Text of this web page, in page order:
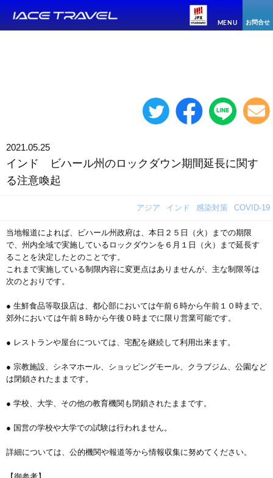
MENU お問合せ
2021.05.25
インド ビハール州のロックダウン期間延長に関す
る注意喚起
アジア インド 感染対策 COVID-19
当地報道によれば、ビハール州政府は、本日２５日（火）までの期限
で、州内全域で実施しているロックダウンを６月１日（火）まで延長す
ることを決定したとのことです。
これまで実施している制限内容に変更点はありませんが、主な制限等は
次のとおりです。
● 生鮮食品等取扱店は、都心部においては午前６時から午前１０時まで、
郊外においては午前８時から午後０時までに限り営業可能です。
● レストランや屋台については、宅配を継続して利用出来ます。
● 宗教施設、シネマホール、ショッピングモール、クラブジム、公園など
は閉鎖されたままです。
● 学校、大学、その他の教育機関も閉鎖されたままです。
● 国営の学校や大学での試験は行われません。
詳細については、公的機関や報道等から情報収集に努めてください。